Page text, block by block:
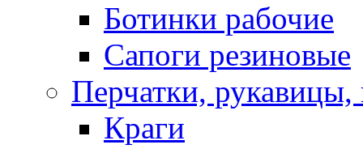
Ботинки рабочие
Сапоги резиновые
Перчатки, рукавицы,
Краги